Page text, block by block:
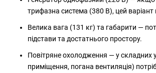
трифазна система (380 В), цей варіант
Велика вага (131 кг) та габарити —
підстави та достатнього простору.
Повітряне охолодження — у складних
приміщення, погана вентиляція)